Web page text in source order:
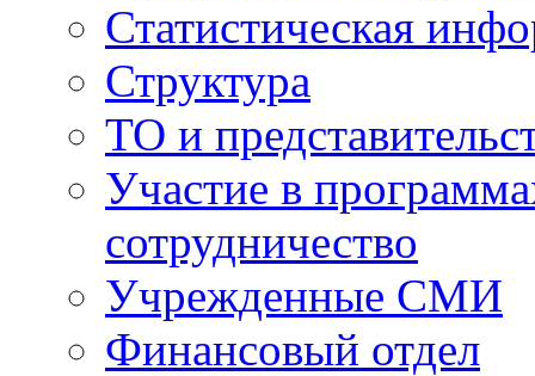
Статистическая
Структура
ТО и
Участие в
сотрудничество
Учрежденные СМИ
Финансовый отдел